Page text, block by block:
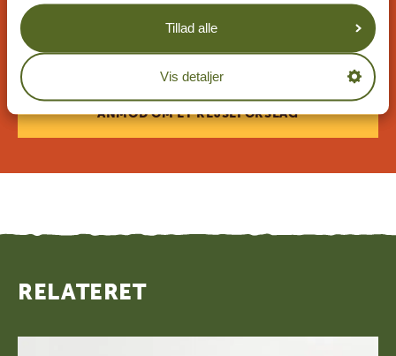
Tillad alle
Vis detaljer
arbejder sammen med dig for at skabe din
drømmerejse!
ANMOD OM ET REJSEFORSLAG
RELATERET